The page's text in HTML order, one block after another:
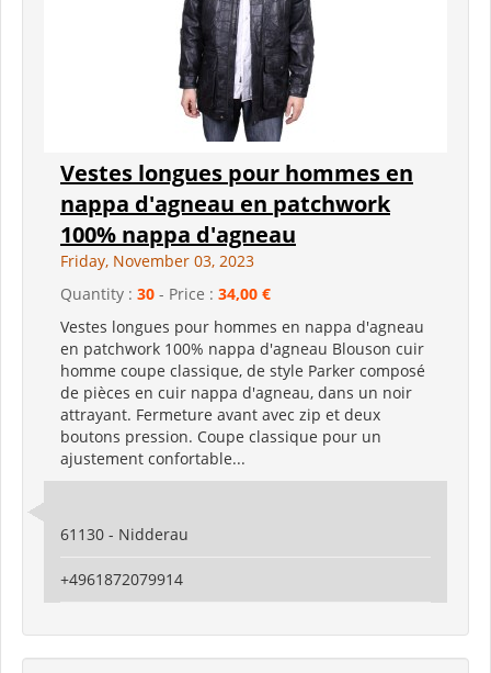
Vestes longues pour hommes en
nappa d'agneau en patchwork
100% nappa d'agneau
Friday, November 03, 2023
Quantity : 30 - Price : 34,00 €
Vestes longues pour hommes en nappa d'agneau
en patchwork 100% nappa d'agneau Blouson cuir
homme coupe classique, de style Parker composé
de pièces en cuir nappa d'agneau, dans un noir
attrayant. Fermeture avant avec zip et deux
boutons pression. Coupe classique pour un
ajustement confortable...
61130 - Nidderau
+4961872079914